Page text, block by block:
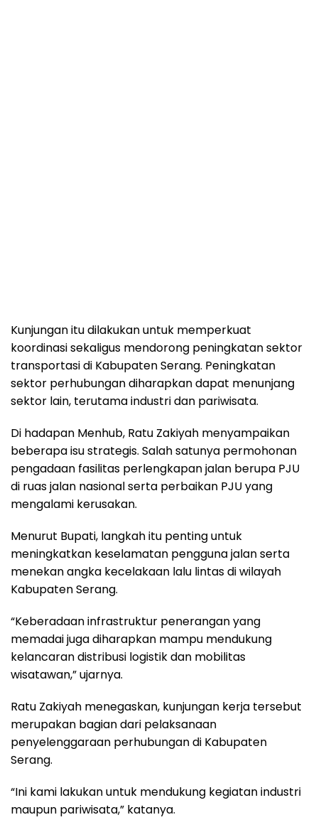
Kunjungan itu dilakukan untuk memperkuat
koordinasi sekaligus mendorong peningkatan sektor
transportasi di Kabupaten Serang. Peningkatan
sektor perhubungan diharapkan dapat menunjang
sektor lain, terutama industri dan pariwisata.
Di hadapan Menhub, Ratu Zakiyah menyampaikan
beberapa isu strategis. Salah satunya permohonan
pengadaan fasilitas perlengkapan jalan berupa PJU
di ruas jalan nasional serta perbaikan PJU yang
mengalami kerusakan.
Menurut Bupati, langkah itu penting untuk
meningkatkan keselamatan pengguna jalan serta
menekan angka kecelakaan lalu lintas di wilayah
Kabupaten Serang.
“Keberadaan infrastruktur penerangan yang
memadai juga diharapkan mampu mendukung
kelancaran distribusi logistik dan mobilitas
wisatawan,” ujarnya.
Ratu Zakiyah menegaskan, kunjungan kerja tersebut
merupakan bagian dari pelaksanaan
penyelenggaraan perhubungan di Kabupaten
Serang.
“Ini kami lakukan untuk mendukung kegiatan industri
maupun pariwisata,” katanya.